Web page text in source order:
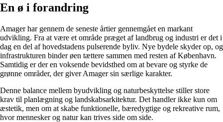
En ø i forandring
Amager har gennem de seneste årtier gennemgået en markant
udvikling. Fra at være et område præget af landbrug og industri er det i
dag en del af hovedstadens pulserende byliv. Nye bydele skyder op, og
infrastrukturen binder øen tættere sammen med resten af København.
Samtidig er der en voksende bevidsthed om at bevare og styrke de
grønne områder, der giver Amager sin særlige karakter.
Denne balance mellem byudvikling og naturbeskyttelse stiller store
krav til planlægning og landskabsarkitektur. Det handler ikke kun om
æstetik, men om at skabe funktionelle, bæredygtige og rekreative rum,
hvor mennesker og natur kan trives side om side.